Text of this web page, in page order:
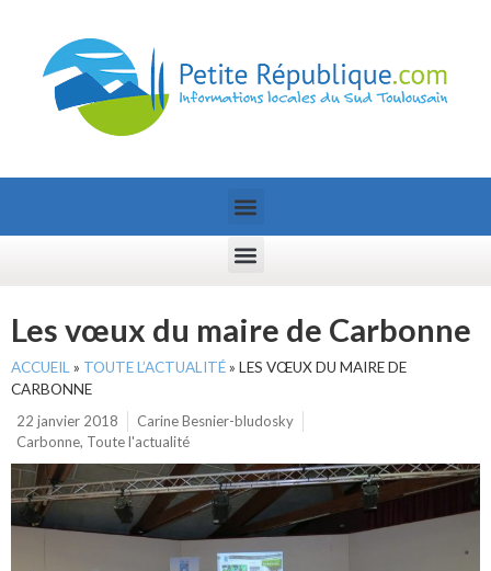
Les vœux du maire de Carbonne
ACCUEIL » TOUTE L’ACTUALITÉ» LES VŒUX DU MAIRE DE
CARBONNE
22 janvier 2018
Carine Besnier-bludosky
Carbonne, Toute l'actualité